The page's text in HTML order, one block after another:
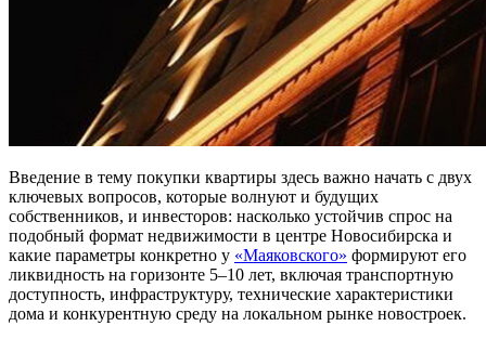
Введение в тему покупки квартиры здесь важно начать с двух
ключевых вопросов, которые волнуют и будущих
собственников, и инвесторов: насколько устойчив спрос на
подобный формат недвижимости в центре Новосибирска и
какие параметры конкретно у «Маяковского» формируют его
ликвидность на горизонте 5–10 лет, включая транспортную
доступность, инфраструктуру, технические характеристики
дома и конкурентную среду на локальном рынке новостроек.